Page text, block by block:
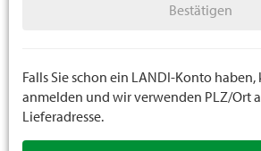
Schlauchbriden
Wasserschläuche
Bestätigen
Falls Sie schon ein LANDI-Konto haben,
anmelden und wir verwenden PLZ/Ort
Lieferadresse.